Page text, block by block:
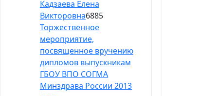
Кадзаева Елена
Викторовна6885
Торжественное
мероприятие,
посвященное вручению
дипломов выпускникам
ГБОУ ВПО СОГМА
Минздрава России 2013